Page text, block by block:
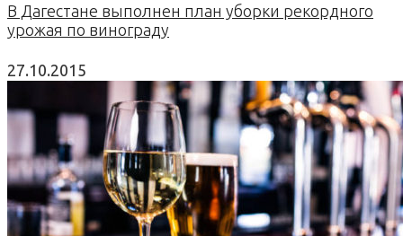
В Дагестане выполнен план уборки рекордного
урожая по винограду
27.10.2015